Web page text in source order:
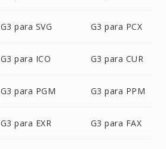
G3 para SVG G3 para PCX
G3 para ICO G3 para CUR
G3 para PGM G3 para PPM
G3 para EXR G3 para FAX